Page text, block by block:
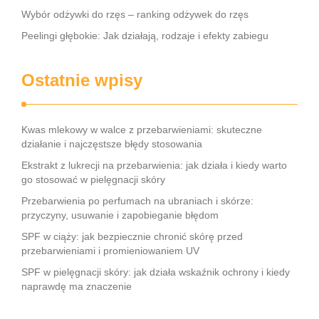
Wybór odżywki do rzęs – ranking odżywek do rzęs
Peelingi głębokie: Jak działają, rodzaje i efekty zabiegu
Ostatnie wpisy
Kwas mlekowy w walce z przebarwieniami: skuteczne
działanie i najczęstsze błędy stosowania
Ekstrakt z lukrecji na przebarwienia: jak działa i kiedy warto
go stosować w pielęgnacji skóry
Przebarwienia po perfumach na ubraniach i skórze:
przyczyny, usuwanie i zapobieganie błędom
SPF w ciąży: jak bezpiecznie chronić skórę przed
przebarwieniami i promieniowaniem UV
SPF w pielęgnacji skóry: jak działa wskaźnik ochrony i kiedy
naprawdę ma znaczenie